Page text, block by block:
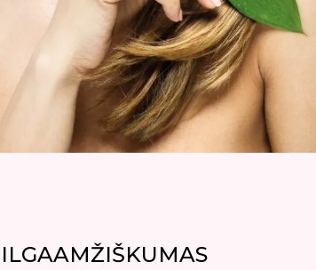
ILGAAMŽIŠKUMAS